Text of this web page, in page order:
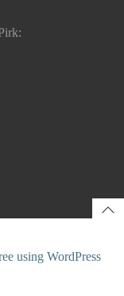
using WordPress